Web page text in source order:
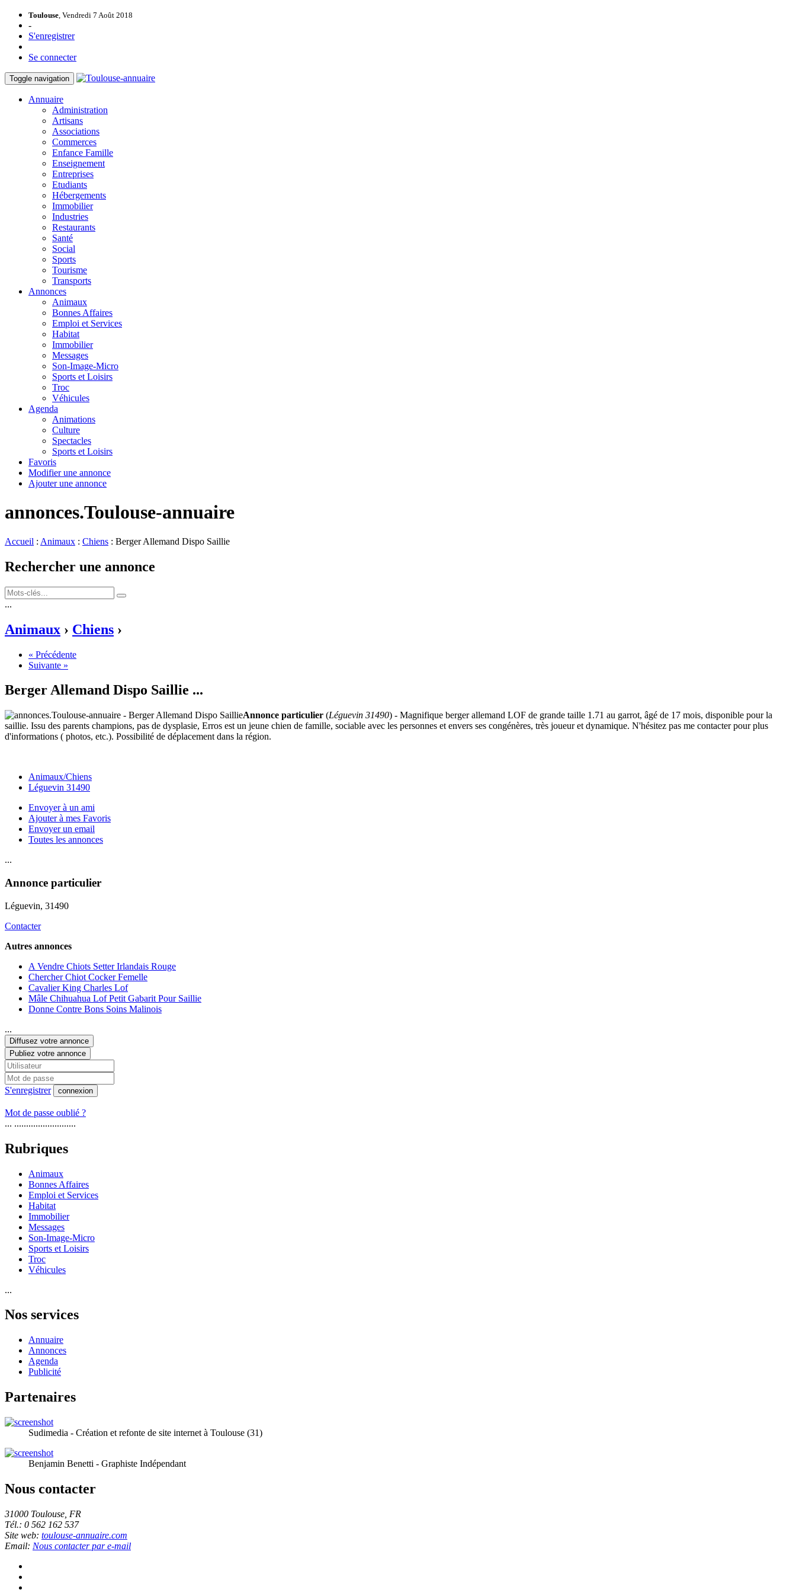
Toulouse, Vendredi 7 Août 2018
-
S'enregistrer
Se connecter
Toggle navigation
Annuaire
Administration
Artisans
Associations
Commerces
Enfance Famille
Enseignement
Entreprises
Etudiants
Hébergements
Immobilier
Industries
Restaurants
Santé
Social
Sports
Tourisme
Transports
Annonces
Animaux
Bonnes Affaires
Emploi et Services
Habitat
Immobilier
Messages
Son-Image-Micro
Sports et Loisirs
Troc
Véhicules
Agenda
Animations
Culture
Spectacles
Sports et Loisirs
Favoris
Modifier une annonce
Ajouter une annonce
annonces.Toulouse-annuaire
Accueil : Animaux : Chiens : Berger Allemand Dispo Saillie
Rechercher une annonce
...
Animaux › Chiens ›
« Précédente
Suivante »
Berger Allemand Dispo Saillie ...
Annonce particulier (Léguevin 31490) - Magnifique berger allemand LOF de grande taille 1.71 au garrot, âgé de 17 mois, disponible pour la
saillie. Issu des parents champions, pas de dysplasie, Erros est un jeune chien de famille, sociable avec les personnes et envers ses congénères, très joueur et dynamique. N'hésitez pas me contacter pour plus
d'informations ( photos, etc.). Possibilité de déplacement dans la région.
Animaux/Chiens
Léguevin 31490
Envoyer à un ami
Ajouter à mes Favoris
Envoyer un email
Toutes les annonces
...
Annonce particulier
Léguevin, 31490
Contacter
Autres annonces
A Vendre Chiots Setter Irlandais Rouge
Chercher Chiot Cocker Femelle
Cavalier King Charles Lof
Mâle Chihuahua Lof Petit Gabarit Pour Saillie
Donne Contre Bons Soins Malinois
...
Diffusez votre annonce
Publiez votre annonce
S'enregistrer connexion
Mot de passe oublié ?
... ..........................
Rubriques
Animaux
Bonnes Affaires
Emploi et Services
Habitat
Immobilier
Messages
Son-Image-Micro
Sports et Loisirs
Troc
Véhicules
...
Nos services
Annuaire
Annonces
Agenda
Publicité
Partenaires
Sudimedia - Création et refonte de site internet à Toulouse (31)
Benjamin Benetti - Graphiste Indépendant
Nous contacter
31000 Toulouse, FR
Tél.: 0 562 162 537
Site web: toulouse-annuaire.com
Email: Nous contacter par e-mail